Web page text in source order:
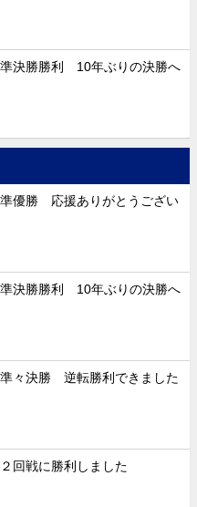
準決勝勝利 10年ぶりの決勝へ
準優勝 応援ありがとうござい
準決勝勝利 10年ぶりの決勝へ
準々決勝 逆転勝利できました
回戦に勝利しました